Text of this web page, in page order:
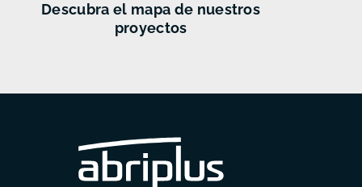
Descubra el mapa de nuestros
proyectos